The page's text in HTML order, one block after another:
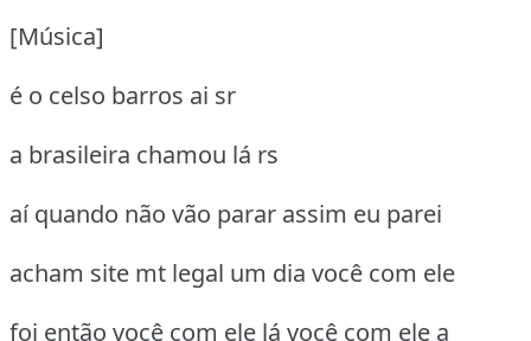
[Música]
é o celso barros ai sr
a brasileira chamou lá rs
aí quando não vão parar assim eu parei
acham site mt legal um dia você com ele
foi então você com ele lá você com ele a